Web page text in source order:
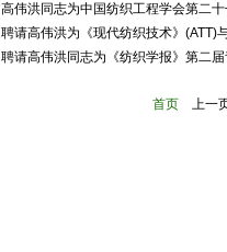
高伟洪同志为中国纺织工程学会第二
聘请高伟洪为《现代纺织技术》
聘请高伟洪同志为《纺织学报》第二
首页 上一